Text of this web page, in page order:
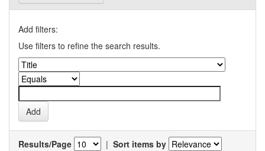
Add filters:
Use filters to refine the search results.
Results/Page | Sort items by